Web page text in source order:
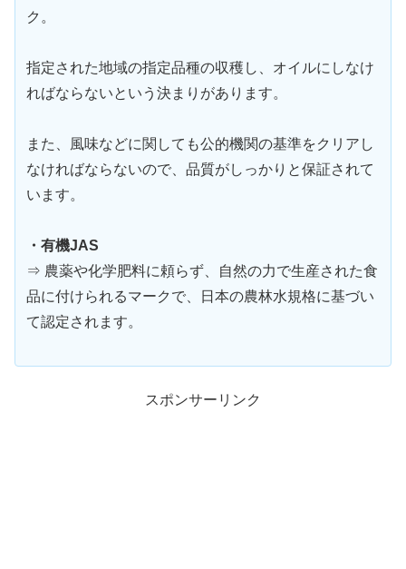
ク。
指定された地域の指定品種の収穫し、オイルにしなけ
ればならないという決まりがあります。
また、風味などに関しても公的機関の基準をクリアし
なければならないので、品質がしっかりと保証されて
います。
・有機JAS
⇒ 農薬や化学肥料に頼らず、自然の力で生産された食
品に付けられるマークで、日本の農林水規格に基づい
て認定されます。
スポンサーリンク